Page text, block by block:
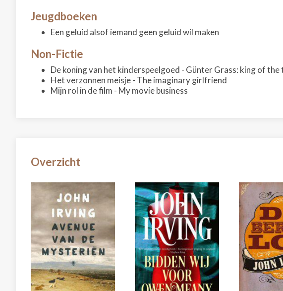
Jeugdboeken
Een geluid alsof iemand geen geluid wil maken
Non-Fictie
De koning van het kinderspeelgoed - Günter Grass: king of
Het verzonnen meisje - The imaginary girlfriend
Mijn rol in de film - My movie business
Overzicht